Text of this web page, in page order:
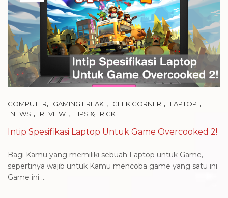
COMPUTER, GAMING FREAK , GEEK CORNER , LAPTOP ,
NEWS , REVIEW , TIPS & TRICK
Intip Spesifikasi Laptop Untuk Game Overcooked 2!
Bagi Kamu yang memiliki sebuah Laptop untuk Game,
sepertinya wajib untuk Kamu mencoba game yang satu ini.
Game ini ...